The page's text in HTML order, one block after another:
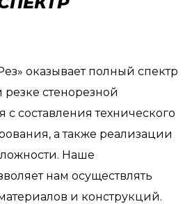
оказывает полный спектр
резке стенорезной
составления технического
а также реализации
Наше
нам осуществлять
и конструкций.